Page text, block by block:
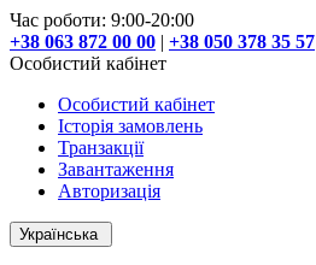
Час роботи: 9:00-20:00
+38 063 872 00 00 | +38 050 378 35 57
Особистий кабінет
Особистий кабінет
Історія замовлень
Транзакції
Завантаження
Авторизація
Українська